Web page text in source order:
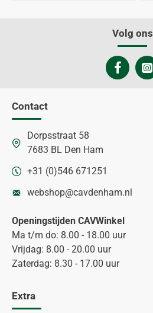
Volg ons
Contact
Dorpsstraat 58
7683 BL Den Ham
+31 (0)546 671251
webshop@cavdenham.nl
Openingstijden CAVWinkel
Ma t/m do: 8.00 - 18.00 uur
Vrijdag: 8.00 - 20.00 uur
Zaterdag: 8.30 - 17.00 uur
Extra